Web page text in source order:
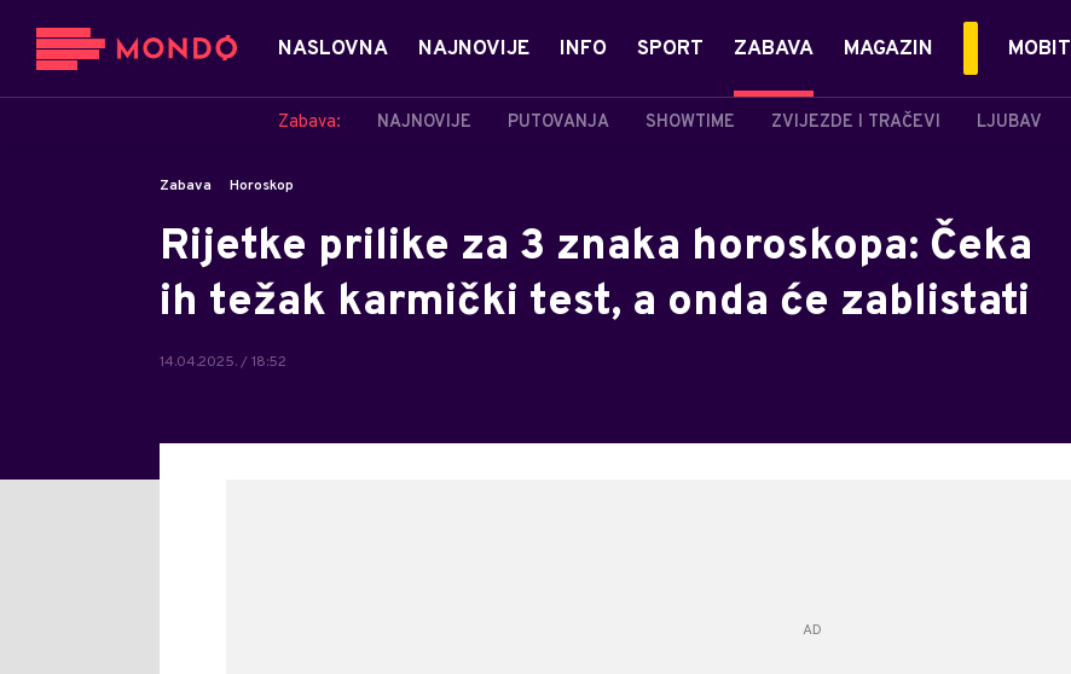
NASLOVNA NAJNOVIJE INFO SPORT ZABAVA
Zabava: NAJNOVIJE PUTOVANJA SHOWTIME ZVIJEZDE I TRAČEVI LJUBAV
MAGAZIN MOBIT
Zabava Horoskop
Rijetke prilike za 3 znaka horoskopa: Čeka
ih težak karmički test, a onda će zablistati
14.04.2025. / 18:52